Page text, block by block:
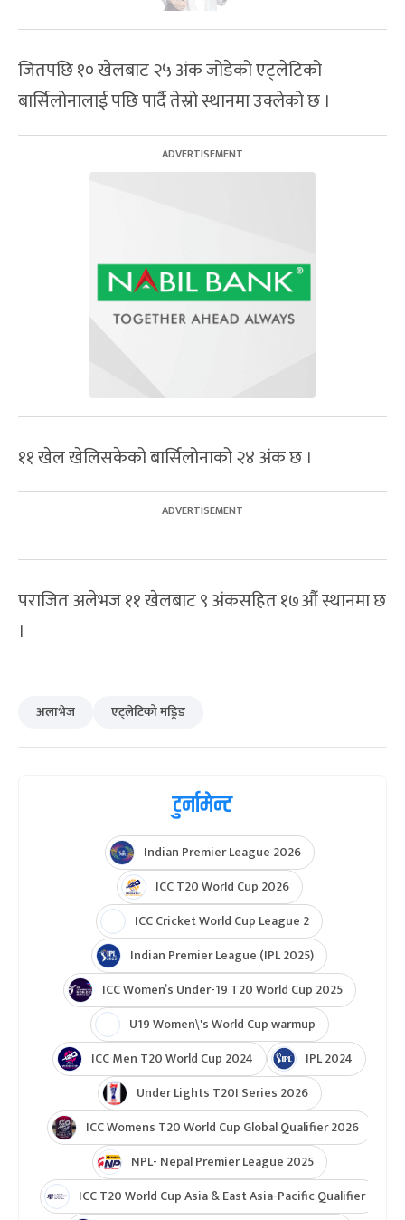
जितपछि १० खेलबाट २५ अंक जोडेको एट्लेटिको
बार्सिलोनालाई पछि पार्दै तेस्रो स्थानमा उक्लेको छ ।
११ खेल खेलिसकेको बार्सिलोनाको २४ अंक छ ।
पराजित अलेभज ११ खेलबाट ९ अंकसहित १७औं स्थानमा छ
एट्लेटिको मड्रिड
टुर्नामेन्ट
Indian Premier League 2026
ICC T20 World Cup 2026
ICC Cricket World Cup League 2
Indian Premier League (IPL 2025)
ICC Women’s Under-19 T20 World Cup 2025